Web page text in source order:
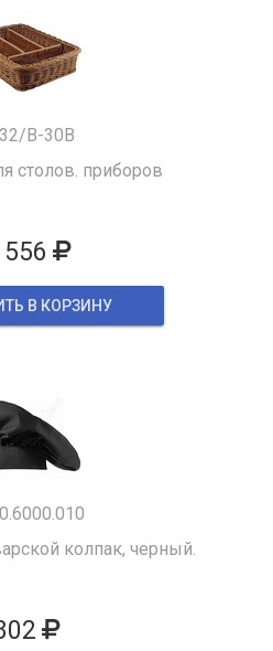
B-30B
столов. приборов
В КОРЗИНУ
колпак, черный.